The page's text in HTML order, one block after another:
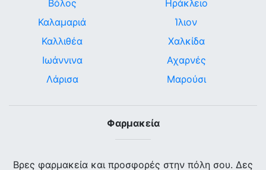
Βόλος
Καλαμαριά
Καλλιθέα
Ιωάννινα
Λάρισα
Ηράκλειο
Ίλιον
Χαλκίδα
Αχαρνές
Μαρούσι
Φαρμακεία
Βρες φαρμακεία και προσφορές στην πόλη σου. Δες